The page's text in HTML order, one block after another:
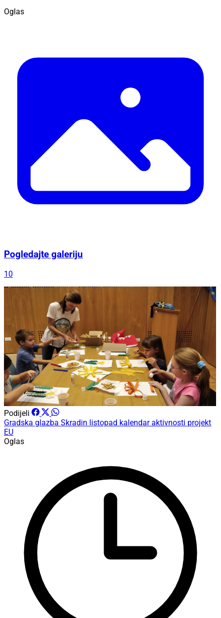
Oglas
Pogledajte galeriju
10
Podijeli
Gradska glazba Skradin listopad kalendar aktivnosti projekt
EU
Oglas